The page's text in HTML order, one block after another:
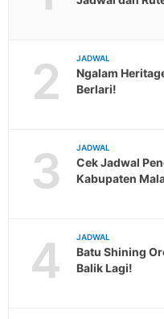
2 JADWAL
Ngalam
Berlari!
3 JADWAL
Cek Jadwal
Kabupaten
4 JADWAL
Batu Shining
Balik Lagi!